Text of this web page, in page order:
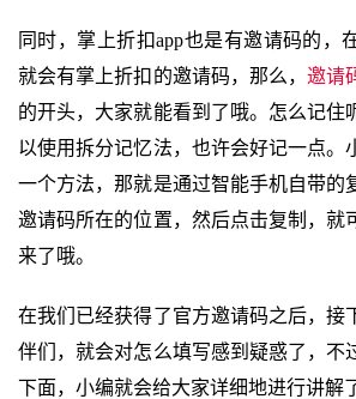
同时，掌上折扣app也是有邀请码的，
就会有掌上折扣的邀请码，那么，邀请
的开头，大家就能看到了哦。怎么记住
以使用拆分记忆法，也许会好记一点。
一个方法，那就是通过智能手机自带的
邀请码所在的位置，然后点击复制，就
来了哦。
在我们已经获得了官方邀请码之后，接
伴们，就会对怎么填写感到疑惑了，不
下面，小编就会给大家详细地进行讲解